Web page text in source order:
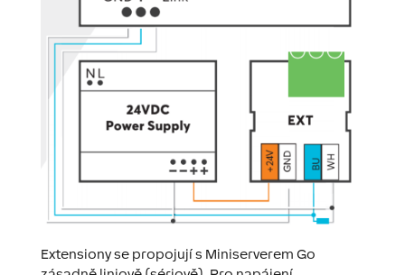
Extensiony se propojují s Miniserverem Go